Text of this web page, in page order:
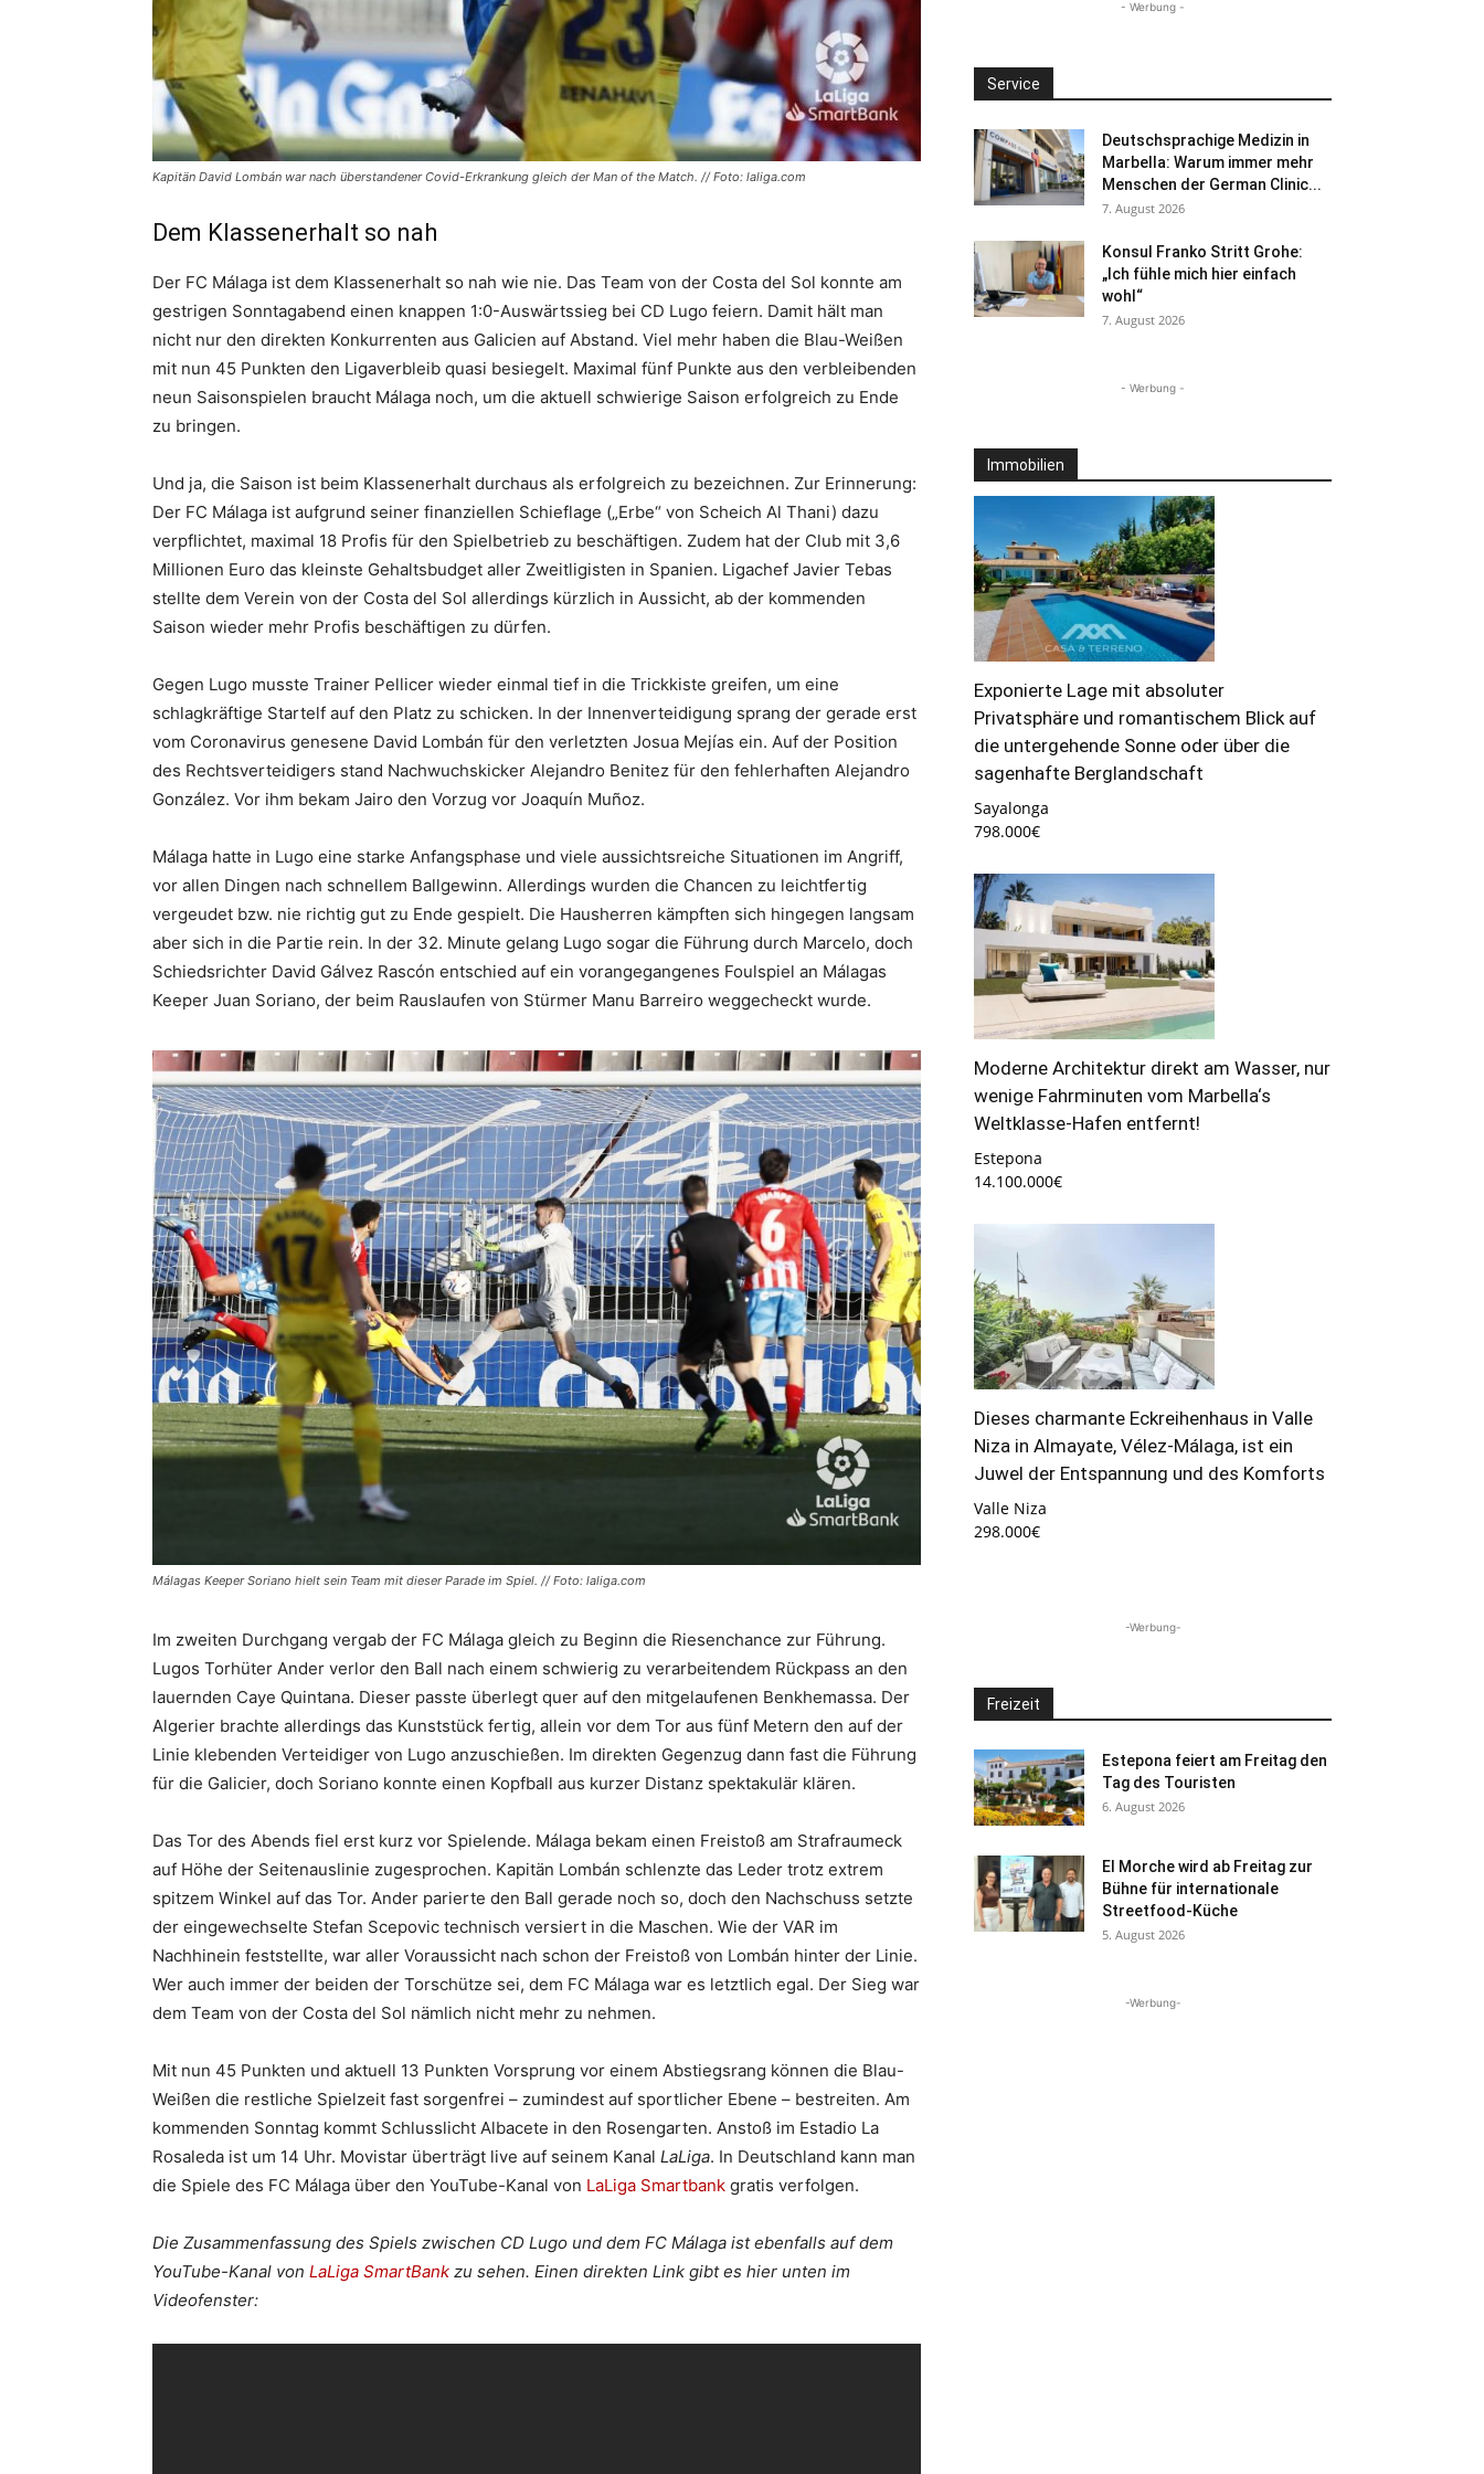
Kapitän David Lombán war nach überstandener Covid-Erkrankung gleich der Man of the Match. // Foto: laliga.com
Dem Klassenerhalt so nah
Der FC Málaga ist dem Klassenerhalt so nah wie nie. Das Team von der Costa del Sol konnte am
gestrigen Sonntagabend einen knappen 1:0-Auswärtssieg bei CD Lugo feiern. Damit hält man
nicht nur den direkten Konkurrenten aus Galicien auf Abstand. Viel mehr haben die Blau-Weißen
mit nun 45 Punkten den Ligaverbleib quasi besiegelt. Maximal fünf Punkte aus den verbleibenden
neun Saisonspielen braucht Málaga noch, um die aktuell schwierige Saison erfolgreich zu Ende
zu bringen.
Und ja, die Saison ist beim Klassenerhalt durchaus als erfolgreich zu bezeichnen. Zur Erinnerung:
Der FC Málaga ist aufgrund seiner finanziellen Schieflage („Erbe“ von Scheich Al Thani) dazu
verpflichtet, maximal 18 Profis für den Spielbetrieb zu beschäftigen. Zudem hat der Club mit 3,6
Millionen Euro das kleinste Gehaltsbudget aller Zweitligisten in Spanien. Ligachef Javier Tebas
stellte dem Verein von der Costa del Sol allerdings kürzlich in Aussicht, ab der kommenden
Saison wieder mehr Profis beschäftigen zu dürfen.
Gegen Lugo musste Trainer Pellicer wieder einmal tief in die Trickkiste greifen, um eine
schlagkräftige Startelf auf den Platz zu schicken. In der Innenverteidigung sprang der gerade erst
vom Coronavirus genesene David Lombán für den verletzten Josua Mejías ein. Auf der Position
des Rechtsverteidigers stand Nachwuchskicker Alejandro Benitez für den fehlerhaften Alejandro
González. Vor ihm bekam Jairo den Vorzug vor Joaquín Muñoz.
Málaga hatte in Lugo eine starke Anfangsphase und viele aussichtsreiche Situationen im Angriff,
vor allen Dingen nach schnellem Ballgewinn. Allerdings wurden die Chancen zu leichtfertig
vergeudet bzw. nie richtig gut zu Ende gespielt. Die Hausherren kämpften sich hingegen langsam
aber sich in die Partie rein. In der 32. Minute gelang Lugo sogar die Führung durch Marcelo, doch
Schiedsrichter David Gálvez Rascón entschied auf ein vorangegangenes Foulspiel an Málagas
Keeper Juan Soriano, der beim Rauslaufen von Stürmer Manu Barreiro weggecheckt wurde.
Málagas Keeper Soriano hielt sein Team mit dieser Parade im Spiel. // Foto: laliga.com
Im zweiten Durchgang vergab der FC Málaga gleich zu Beginn die Riesenchance zur Führung.
Lugos Torhüter Ander verlor den Ball nach einem schwierig zu verarbeitendem Rückpass an den
lauernden Caye Quintana. Dieser passte überlegt quer auf den mitgelaufenen Benkhemassa. Der
Algerier brachte allerdings das Kunststück fertig, allein vor dem Tor aus fünf Metern den auf der
Linie klebenden Verteidiger von Lugo anzuschießen. Im direkten Gegenzug dann fast die Führung
für die Galicier, doch Soriano konnte einen Kopfball aus kurzer Distanz spektakulär klären.
Das Tor des Abends fiel erst kurz vor Spielende. Málaga bekam einen Freistoß am Strafraumeck
auf Höhe der Seitenauslinie zugesprochen. Kapitän Lombán schlenzte das Leder trotz extrem
spitzem Winkel auf das Tor. Ander parierte den Ball gerade noch so, doch den Nachschuss setzte
der eingewechselte Stefan Scepovic technisch versiert in die Maschen. Wie der VAR im
Nachhinein feststellte, war aller Voraussicht nach schon der Freistoß von Lombán hinter der Linie.
Wer auch immer der beiden der Torschütze sei, dem FC Málaga war es letztlich egal. Der Sieg war
dem Team von der Costa del Sol nämlich nicht mehr zu nehmen.
Mit nun 45 Punkten und aktuell 13 Punkten Vorsprung vor einem Abstiegsrang können die Blau-
Weißen die restliche Spielzeit fast sorgenfrei – zumindest auf sportlicher Ebene – bestreiten. Am
kommenden Sonntag kommt Schlusslicht Albacete in den Rosengarten. Anstoß im Estadio La
Rosaleda ist um 14 Uhr. Movistar überträgt live auf seinem Kanal LaLiga. In Deutschland kann man
die Spiele des FC Málaga über den YouTube-Kanal von LaLiga Smartbank gratis verfolgen.
Die Zusammenfassung des Spiels zwischen CD Lugo und dem FC Málaga ist ebenfalls auf dem
YouTube-Kanal von LaLiga SmartBank zu sehen. Einen direkten Link gibt es hier unten im
Videofenster:
- Werbung -
Service
Deutschsprachige Medizin in
Marbella: Warum immer mehr
Menschen der German Clinic...
7. August 2026
Konsul Franko Stritt Grohe:
„Ich fühle mich hier einfach
wohl“
7. August 2026
- Werbung -
Immobilien
Exponierte Lage mit absoluter
Privatsphäre und romantischem Blick auf
die untergehende Sonne oder über die
sagenhafte Berglandschaft
Sayalonga
798.000€
Moderne Architektur direkt am Wasser, nur
wenige Fahrminuten vom Marbella‘s
Weltklasse-Hafen entfernt!
Estepona
14.100.000€
Dieses charmante Eckreihenhaus in Valle
Niza in Almayate, Vélez-Málaga, ist ein
Juwel der Entspannung und des Komforts
Valle Niza
298.000€
-Werbung-
Freizeit
Estepona feiert am Freitag den
Tag des Touristen
6. August 2026
El Morche wird ab Freitag zur
Bühne für internationale
Streetfood-Küche
5. August 2026
-Werbung-